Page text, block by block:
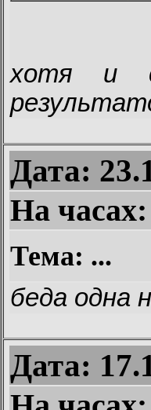
хотя и
Дата:
На часах:
Тема: ...
беда одна
Дата: